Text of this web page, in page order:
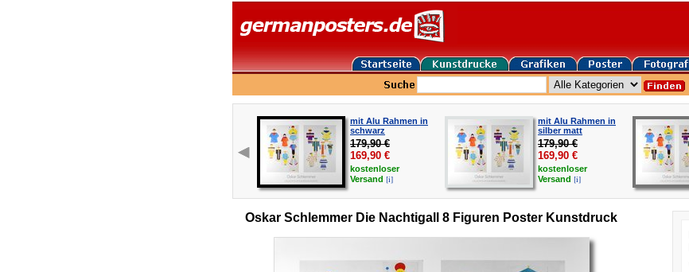
mit Alu Rahmen in
schwarz
179,90 €
169,90 €
kostenloser
Versand [i]
mit Alu Rahmen in
silber matt
179,90 €
169,90 €
kostenloser
Versand [i]
Oskar Schlemmer Die Nachtigall 8 Figuren Poster Kunstdruck